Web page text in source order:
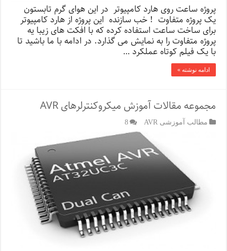
پروژه ساعت روی هارد کامپیوتر در این هوای گرم تابستون
یک پروژه متفاوت ! خب سازنده این پروژه از هارد کامپیوتر
برای ساخت ساعت استفاده کرده که با افکت های زیبا یه
پروژه متفاوت را به نمایش می گذارد. در ادامه با ما باشید تا
با یک فیلم کوتاه عملکرد …
ادامه نوشته »
مجموعه مقالات آموزش میکروکنترلرهای AVR
مطالب آموزشی AVR 8